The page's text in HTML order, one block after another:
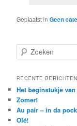
Geplaatst in Geen
o
k
n
RECENTE BERICHTEN
Het beginstukje
Zomer!
Au pair – in da
Olé!